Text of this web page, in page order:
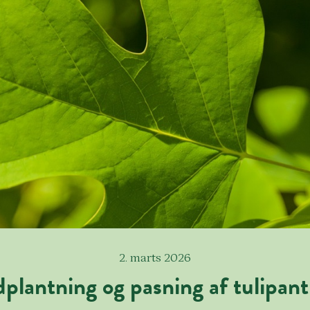
2. marts 2026
og pasning af